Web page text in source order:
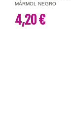
MÁRMOL NEGRO
4,20 €